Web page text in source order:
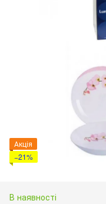
Акція
−21%
В наявності